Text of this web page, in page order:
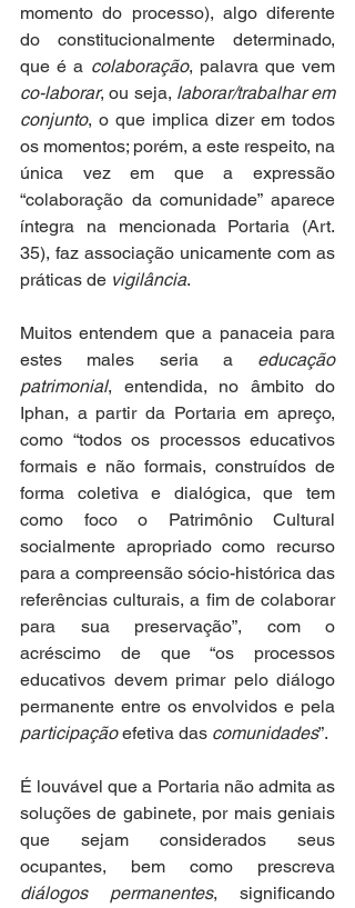
momento do processo), algo diferente
do constitucionalmente determinado,
que é a colaboração
co-laborar, ou seja, laborar/trabalhar em
conjunto, o que implica dizer em todos
os momentos; porém, a este respeito, na
única vez em que a expressão
“colaboração da comunidade” aparece
íntegra na mencionada Portaria (Art.
35), faz associação unicamente com as
práticas de vigilância.
Muitos entendem que a panaceia para
estes males seria a educação
patrimonial, entendida, no âmbito do
Iphan, a partir da Portaria em apreço,
como “todos os processos educativos
formais e não formais, construídos de
forma coletiva e dialógica, que tem
como foco o Patrimônio Cultural
socialmente apropriado como recurso
para a compreensão sócio-histórica das
referências culturais, a fim de colaborar
para sua preservação”, com o
acréscimo de que “os processos
educativos devem primar pelo diálogo
participação efetiva das comunidades”.
É louvável que a Portaria não admita as
soluções de gabinete, por mais geniais
que sejam considerados seus
diálogos permanentes, significando